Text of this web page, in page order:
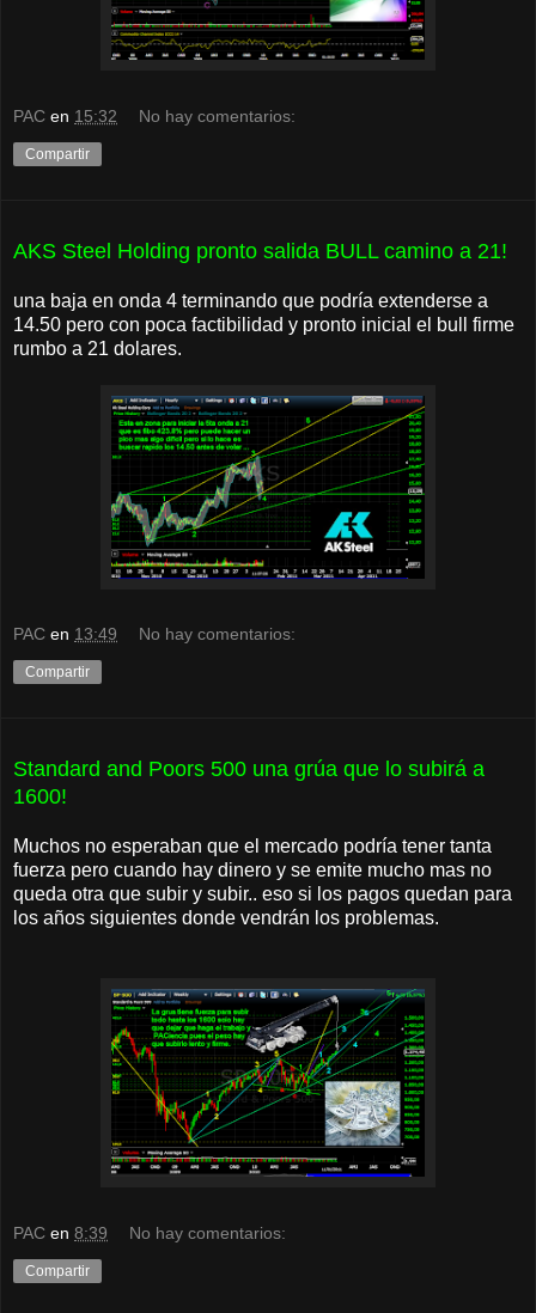
PAC en 15:32 No hay comentarios:
Compartir
AKS Steel Holding pronto salida BULL camino a 21!
una baja en onda 4 terminando que podría extenderse a
14.50 pero con poca factibilidad y pronto inicial el bull firme
rumbo a 21 dolares.
PAC en 13:49 No hay comentarios:
Compartir
Standard and Poors 500 una grúa que lo subirá a
1600!
Muchos no esperaban que el mercado podría tener tanta
fuerza pero cuando hay dinero y se emite mucho mas no
queda otra que subir y subir.. eso si los pagos quedan para
los años siguientes donde vendrán los problemas.
PAC en 8:39 No hay comentarios:
Compartir